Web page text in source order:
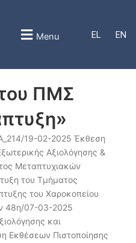
EL EN
Menu
ΠΜΣ
19-02-2025 Έκθεση
Αξιολόγησης &
Μεταπτυχιακών
του Τμήματος
του Χαροκοπείου
48η/07-03-2025
και
Εκθέσεων Πιστοποίησης